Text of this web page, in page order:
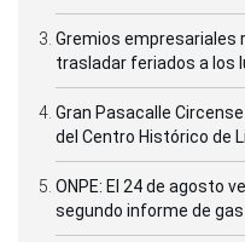
Gremios empresariales
trasladar feriados a los
Gran Pasacalle
del Centro Histórico de
ONPE: El 24 de agosto
segundo informe de